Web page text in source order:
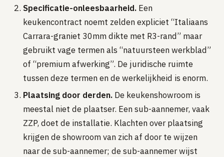
Specificatie-onleesbaarheid. Een
keukencontract noemt zelden expliciet “Italiaans
Carrara-graniet 30mm dikte met R3-rand” maar
gebruikt vage termen als “natuursteen werkblad”
of “premium afwerking”. De juridische ruimte
tussen deze termen en de werkelijkheid is enorm.
Plaatsing door derden. De keukenshowroom is
meestal niet de plaatser. Een sub-aannemer, vaak
ZZP, doet de installatie. Klachten over plaatsing
krijgen de showroom van zich af door te wijzen
naar de sub-aannemer; de sub-aannemer wijst